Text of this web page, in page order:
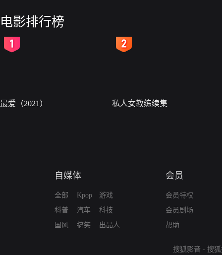
电影排行榜
最爱（2021） 私人女教练续集
自媒体
全部
科普
国风
Kpop
汽车
搞笑
游戏
科技
出品人
会员
会员特权
会员剧场
帮助
搜狐影音 - 搜